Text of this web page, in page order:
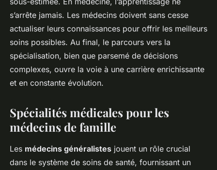
s’arrête jamais. Les médecins doivent sans cesse
actualiser leurs connaissances pour offrir les meilleurs
soins possibles. Au final, le parcours vers la
spécialisation, bien que parsemé de décisions
complexes, ouvre la voie à une carrière enrichissante
et en constante évolution.
Spécialités médicales pour les
médecins de famille
Les médecins généralistes jouent un rôle crucial
dans le système de soins de santé, fournissant un